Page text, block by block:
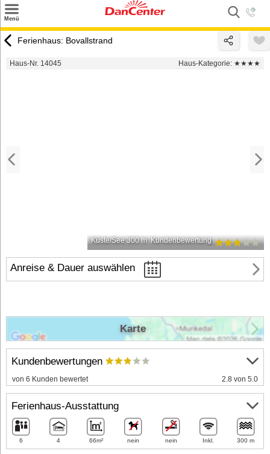
Menü
Urlaubsziele
Ferienhaus: Bovallstrand
Haus-Nr. 14045 Haus-Kategorie: ★★★★
Küste/See 300 m Kundenbewertung
Anreise & Dauer auswählen
Kundenbewertungen
von 6 Kunden bewertet 2.8 von 5.0
Ferienhaus-Ausstattung
6 4 66m² nein nein Inkl. 300 m
Karte